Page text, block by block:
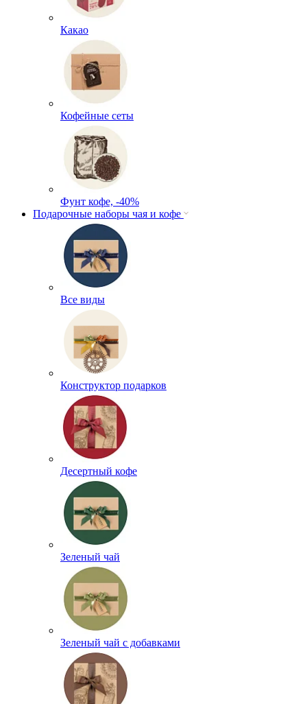
Какао
Кофейные сеты
Фунт кофе, -40%
Подарочные наборы чая и кофе
Все виды
Конструктор подарков
Десертный кофе
Зеленый чай
Зеленый чай с добавками